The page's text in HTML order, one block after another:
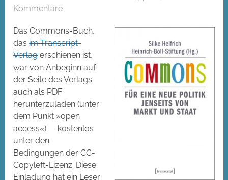
Kommentare
Das Commons-Buch,
dasim Transcript-
Verlagerschienen ist,
war von Anbeginn auf
der Seite des Verlags
auch als PDF
herunterzuladen (unter
dem Punkt »open
access«) — kostenlos
unter den
Bedingungen der CC-
Copyleft-Lizenz. Diese
Einladung hat ein Leser